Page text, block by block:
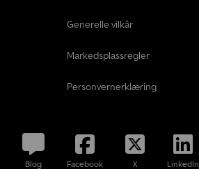
Generelle vilkår
Markedsplassregler
Personvernerklæring
Blog Facebook X LinkedIn